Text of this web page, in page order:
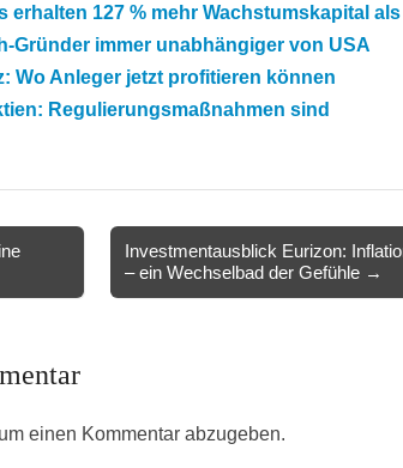
erhalten 127 % mehr Wachstumskapital als
Gründer immer unabhängiger von USA
Wo Anleger jetzt profitieren können
Regulierungsmaßnahmen sind
Investmentausblick Eurizon:
– ein Wechselbad der Gefühle →
einen Kommentar abzugeben.